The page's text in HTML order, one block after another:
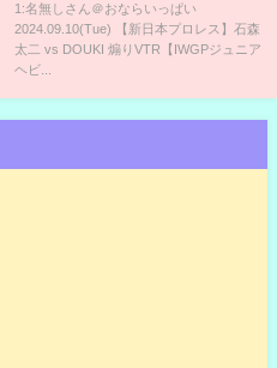
アヘビー級選手権試合／
2024.9.11 宮城・仙台サンプラザ
ホール】
1:名無しさん＠おならいっぱい
2024.09.10(Tue) 【新日本プロレス】石森
太二 vs DOUKI 煽りVTR【IWGPジュニア
ヘビ...